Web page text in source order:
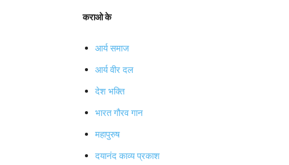
कराओ के
आर्य समाज
आर्य वीर दल
देश भक्ति
भारत गौरव गान
महापुरुष
दयानंद काव्य प्रकाश